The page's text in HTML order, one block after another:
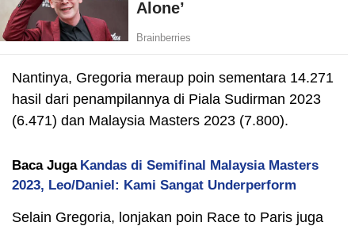
Nantinya, Gregoria meraup poin sementara 14.271
hasil dari penampilannya di Piala Sudirman 2023
(6.471) dan Malaysia Masters 2023 (7.800).
Baca Juga Kandas di Semifinal Malaysia Masters
2023, Leo/Daniel: Kami Sangat Underperform
Selain Gregoria, lonjakan poin Race to Paris juga